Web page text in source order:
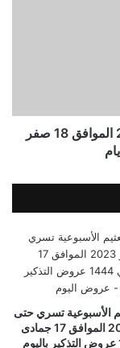
عروض كارفور السعودية اليوم 3-9-2023 الموافق 18 صفر
الأسبوعية تسري حتى
10 يناير 2023 الموافق 17 جمادى
الثاني 1444 عروض التذكير باليوم